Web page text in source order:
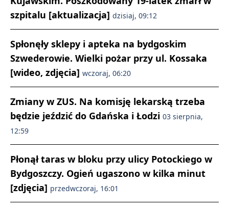
szpitalu [aktualizacja] dzisiaj, 09:12
Spłonęły sklepy i apteka na bydgoskim
Szwederowie. Wielki pożar przy ul. Kossaka
[wideo, zdjęcia] wczoraj, 06:20
Zmiany w ZUS. Na komisję lekarską trzeba
będzie jeździć do Gdańska i Łodzi 03 sierpnia,
12:59
Płonął taras w bloku przy ulicy Potockiego w
Bydgoszczy. Ogień ugaszono w kilka minut
[zdjęcia] przedwczoraj, 16:01